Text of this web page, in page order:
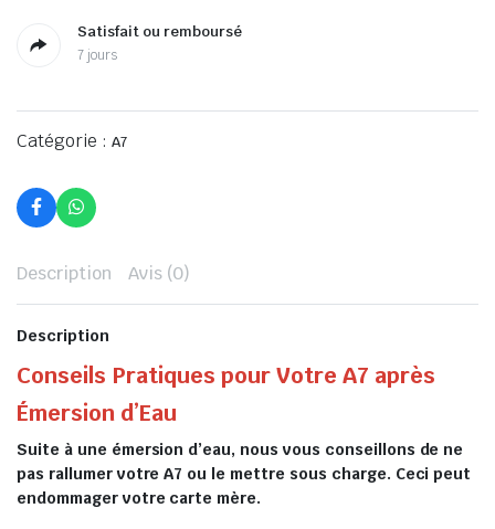
Satisfait ou remboursé
7 jours
Catégorie : A7
Description Avis (0)
Description
Conseils Pratiques pour Votre A7 après
Émersion d’Eau
Suite à une émersion d’eau, nous vous conseillons de ne
pas rallumer votre A7 ou le mettre sous charge. Ceci peut
endommager votre carte mère.